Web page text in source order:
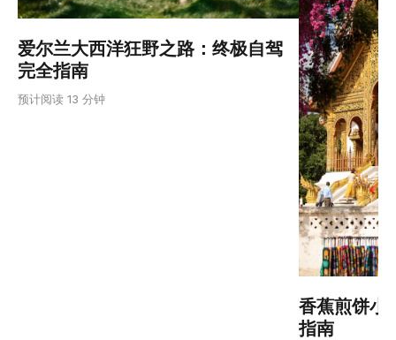
爱尔兰大西洋狂野之路：终极自驾
完全指南
预计阅读 13 分钟
香蕉煎饼小
指南